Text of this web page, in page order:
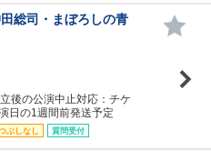
総司・まぼろしの青
の公演中止対応：チケ
日の1週間前発送予定
ぶしなし 質問受付